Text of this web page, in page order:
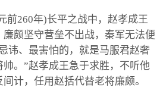
前260年)长平之战中，赵孝成王
颇坚守营垒不出战，秦军无法便
讳、最害怕的，就是马服君赵奢
。”赵孝成王急于求胜，不听他
计，任用赵括代替老将廉颇。